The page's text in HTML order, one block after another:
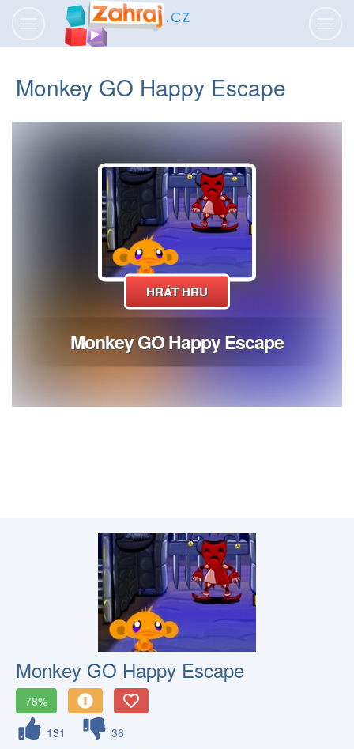
Monkey GO Happy Escape
Monkey GO Happy Escape
78%
131
36